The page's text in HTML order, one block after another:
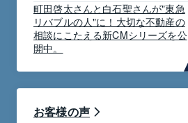
町田啓太さんと白石聖さんが"東急
リバブルの人"に！大切な不動産の
相談にこたえる新CMシリーズを公
開中。
お客様の声